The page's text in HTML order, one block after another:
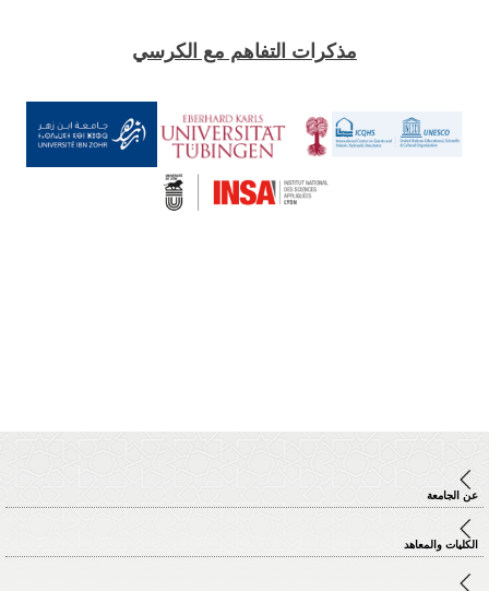
مذكرات التفاهم مع الكرسي
عن الجامعة
الكليات والمعاهد